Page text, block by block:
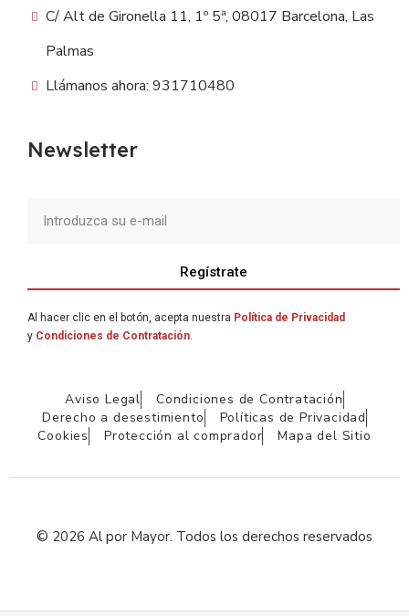
C/ Alt de Gironella 11, 1º 5ª, 08017 Barcelona, Las
Palmas
Llámanos ahora: 931710480
Newsletter
Regístrate
Al hacer clic en el botón, acepta nuestra Política de Privacidad
y Condiciones de Contratación.
Aviso Legal
Condiciones de Contratación
Derecho a desestimiento
Políticas de Privacidad
Cookies
Protección al comprador Mapa del Sitio
© 2026 Al por Mayor. Todos los derechos reservados